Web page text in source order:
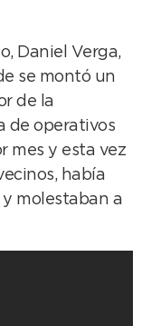
Daniel Verga,
se montó un
de la
de operativos
mes y esta vez
había
molestaban a